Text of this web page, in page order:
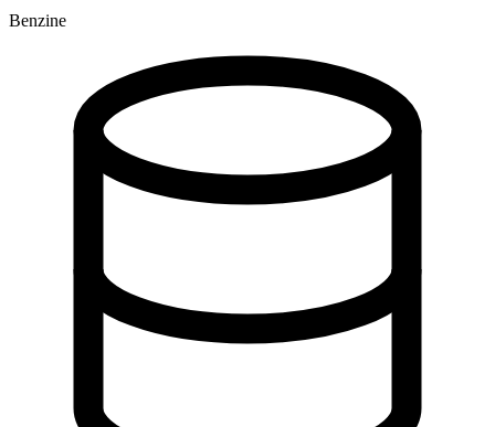
Benzine